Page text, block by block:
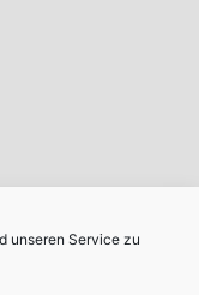
unseren Service zu